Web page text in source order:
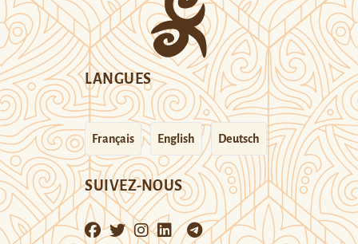
LANGUES
Français English Deutsch
SUIVEZ-NOUS